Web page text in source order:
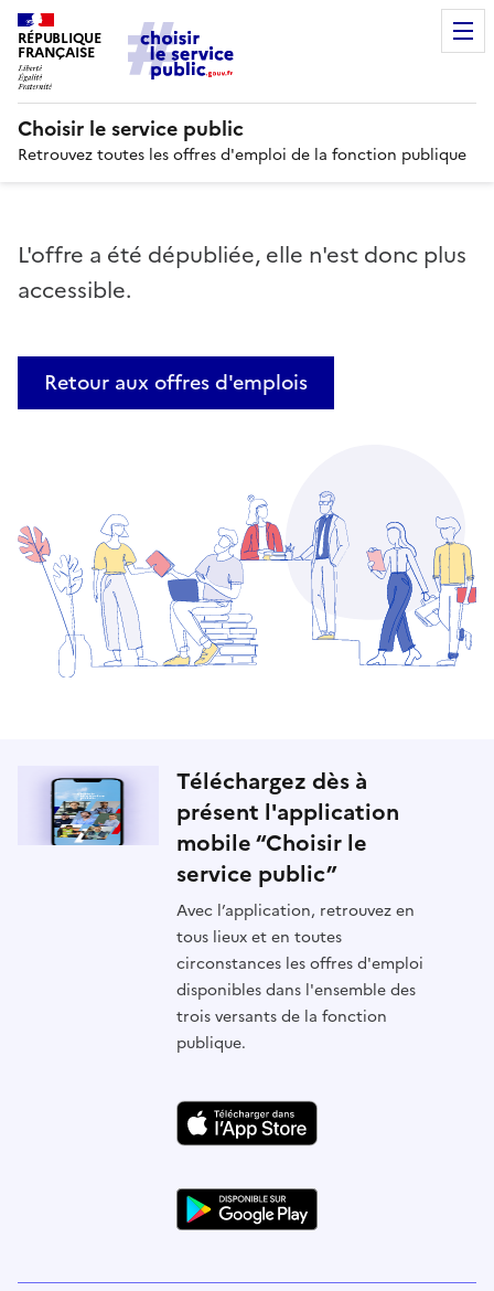
RÉPUBLIQUE
FRANÇAISE
Choisir le service public
Retrouvez toutes les offres d'emploi de la fonction publique
L'offre a été dépubliée, elle n'est donc plus
accessible.
Retour aux offres d'emplois
Téléchargez dès à
présent l'application
mobile “Choisir le
service public”
Avec l’application, retrouvez en
tous lieux et en toutes
circonstances les offres d'emploi
disponibles dans l'ensemble des
trois versants de la fonction
publique.